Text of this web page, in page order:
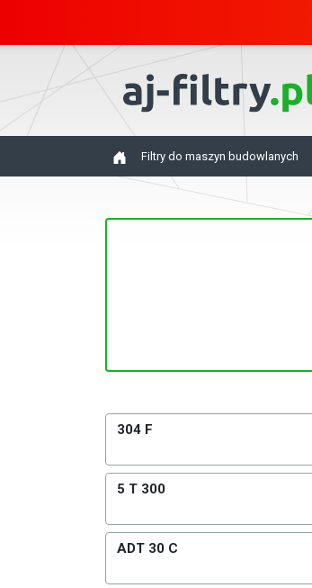
Filtry do maszyn budowlanych
304 F
5 T 300
ADT 30 C